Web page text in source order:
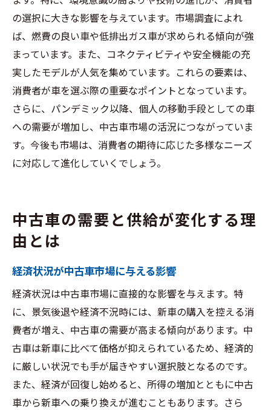
の選択に大きな影響を与えています。市場調査によれ
ば、燃費の良い車や低排出ガス車が求められる傾向が強
まっています。また、コネクティビティや安全機能の充
実したモデルが人気を集めています。これらの要素は、
消費者が車を選ぶ際の重要なポイントとなっています。
さらに、パンデミック以降、個人の移動手段としての車
への需要が増加し、中古車市場の活況につながっていま
す。今後も市場は、消費者の期待に応じた多様なニーズ
に対応して進化していくでしょう。
中古車の需要と供給が変化する理
由とは
経済状況が中古車市場に与える影響
経済状況は中古車市場に直接的な影響を与えます。特
に、景気後退や経済不況時には、新車の購入を控える消
費者が増え、中古車の需要が高まる傾向があります。中
古車は新車に比べて価格が抑えられているため、経済的
に厳しい状況でも手が届きやすい選択肢となるのです。
また、経済が回復し始めると、所得の増加とともに中古
車から新車への乗り換えが進むこともあります。さら